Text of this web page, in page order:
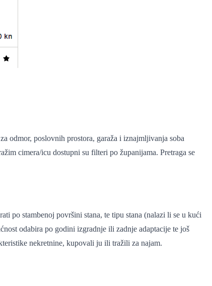
odmor, poslovnih prostora, garaža i iznajmljivanja soba
cimera/icu dostupni su filteri po županijama. Pretraga se
po stambenoj površini stana, te tipu stana (nalazi li se u kući
odabira po godini izgradnje ili zadnje adaptacije te još
nekretnine, kupovali ju ili tražili za najam.